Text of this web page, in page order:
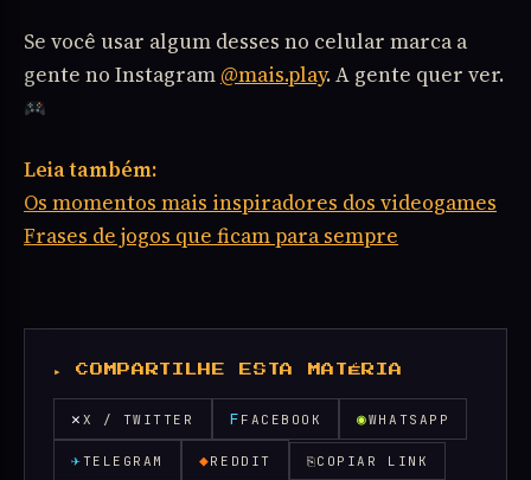
Se você usar algum desses no celular marca a
gente no Instagram @mais.play. A gente quer ver.
Leia também:
Os momentos mais inspiradores dos videogames
Frases de jogos que ficam para sempre
▸ COMPARTILHE ESTA MATÉRIA
✕ X / TWITTER F FACEBOOK ◉WHATSAPP
✈TELEGRAM ◆REDDIT ⎘COPIAR LINK